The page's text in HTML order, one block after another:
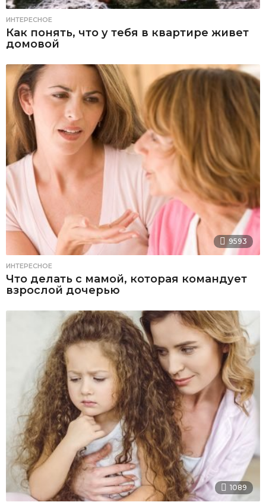
ИНТЕРЕСНОЕ
Как понять, что у тебя в квартире живет
домовой
9593
ИНТЕРЕСНОЕ
Что делать с мамой, которая командует
взрослой дочерью
1089